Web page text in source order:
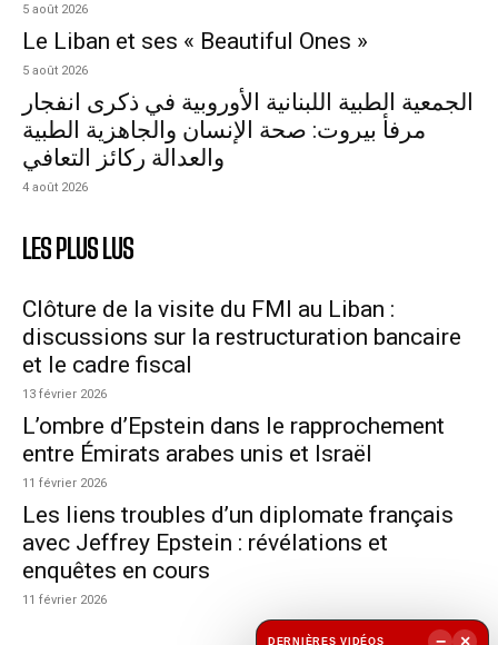
5 août 2026
Le Liban et ses « Beautiful Ones »
5 août 2026
الجمعية الطبية اللبنانية الأوروبية في ذكرى انفجار
مرفأ بيروت: صحة الإنسان والجاهزية الطبية
والعدالة ركائز التعافي
4 août 2026
LES PLUS LUS
Clôture de la visite du FMI au Liban :
discussions sur la restructuration bancaire
et le cadre fiscal
13 février 2026
L’ombre d’Epstein dans le rapprochement
entre Émirats arabes unis et Israël
11 février 2026
Les liens troubles d’un diplomate français
avec Jeffrey Epstein : révélations et
enquêtes en cours
11 février 2026
DERNIÈRES VIDÉOS − ×